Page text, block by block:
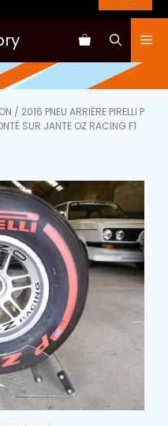
/ 2016 PNEU ARRIÈRE PIRELLI P
SUR JANTE OZ RACING F1